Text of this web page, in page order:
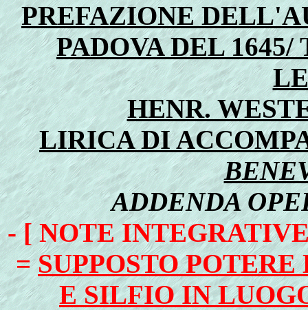
PREFAZIONE
PADOVA DEL
HENR.
LIRICA DI
ADDENDA
- [ NOTE
=SUPPOSTO
E SILFIO IN